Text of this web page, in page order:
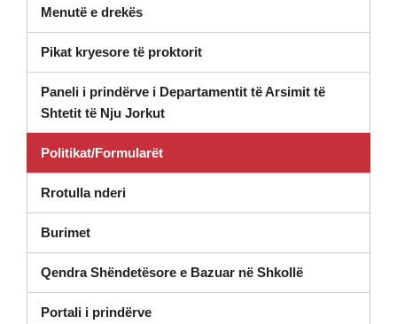
Menutë e drekës
Pikat kryesore të proktorit
Paneli i prindërve i Departamentit të Arsimit të
Shtetit të Nju Jorkut(hapet në dritaren e re)
Politikat/Formularët
Rrotulla nderi
Burimet
Qendra Shëndetësore e Bazuar në Shkollë
Portali i prindërve